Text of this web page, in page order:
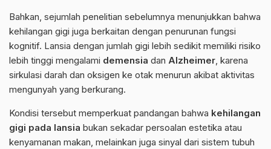
Bahkan, sejumlah penelitian sebelumnya menunjukkan bahwa
kehilangan gigi juga berkaitan dengan penurunan fungsi
kognitif. Lansia dengan jumlah gigi lebih sedikit memiliki risiko
lebih tinggi mengalami demensia dan Alzheimer, karena
sirkulasi darah dan oksigen ke otak menurun akibat aktivitas
mengunyah yang berkurang.
Kondisi tersebut memperkuat pandangan bahwa kehilangan
gigi pada lansia bukan sekadar persoalan estetika atau
kenyamanan makan, melainkan juga sinyal dari sistem tubuh